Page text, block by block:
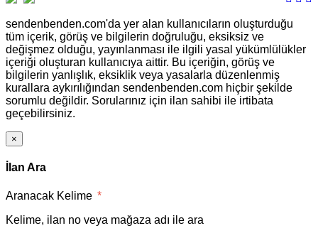
sendenbenden.com'da yer alan kullanıcıların oluşturduğu
tüm içerik, görüş ve bilgilerin doğruluğu, eksiksiz ve
değişmez olduğu, yayınlanması ile ilgili yasal yükümlülükler
içeriği oluşturan kullanıcıya aittir. Bu içeriğin, görüş ve
bilgilerin yanlışlık, eksiklik veya yasalarla düzenlenmiş
kurallara aykırılığından sendenbenden.com hiçbir şekilde
sorumlu değildir. Sorularınız için ilan sahibi ile irtibata
geçebilirsiniz.
×
İlan Ara
Aranacak Kelime *
Kelime, ilan no veya mağaza adı ile ara